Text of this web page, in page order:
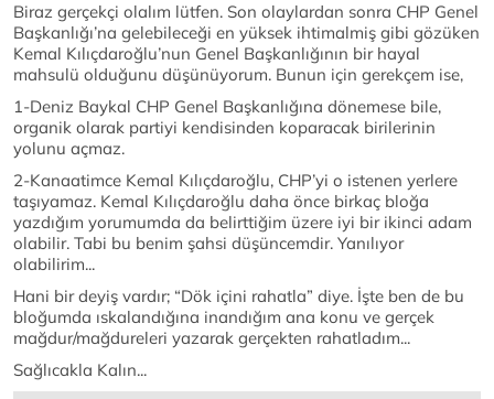
Biraz gerçekçi olalım lütfen. Son olaylardan sonra CHP Genel
Başkanlığı’na gelebileceği en yüksek ihtimalmiş gibi gözüken
Kemal Kılıçdaroğlu’nun Genel Başkanlığının bir hayal
mahsulü olduğunu düşünüyorum. Bunun için gerekçem ise,
1-Deniz Baykal CHP Genel Başkanlığına dönemese bile,
organik olarak partiyi kendisinden koparacak birilerinin
yolunu açmaz.
2-Kanaatimce Kemal Kılıçdaroğlu, CHP’yi o istenen yerlere
taşıyamaz. Kemal Kılıçdaroğlu daha önce birkaç bloğa
yazdığım yorumumda da belirttiğim üzere iyi bir ikinci adam
olabilir. Tabi bu benim şahsi düşüncemdir. Yanılıyor
olabilirim...
Hani bir deyiş vardır; “Dök içini rahatla” diye. İşte ben de bu
bloğumda ıskalandığına inandığım ana konu ve gerçek
mağdur/mağdureleri yazarak gerçekten rahatladım...
Sağlıcakla Kalın...